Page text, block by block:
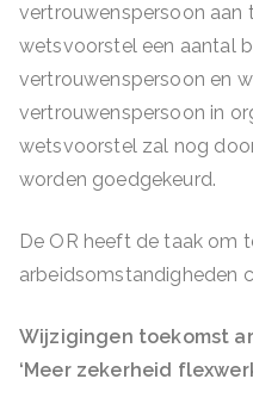
vertrouwenspersoon aan
wetsvoorstel een aantal
vertrouwenspersoon en
vertrouwenspersoon in
wetsvoorstel zal nog
worden goedgekeurd.
De OR heeft de taak om
arbeidsomstandigheden
Wijzigingen toekomst
‘Meer zekerheid